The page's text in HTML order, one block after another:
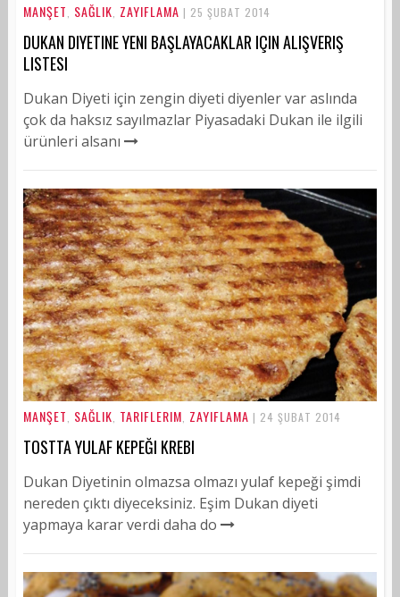
MANŞET SAĞLIK ZAYIFLAMA | 25 ŞUBAT 2014
DUKAN DIYETINE YENI BAŞLAYACAKLAR IÇIN ALIŞVERIŞ
LISTESI
Dukan Diyeti için zengin diyeti diyenler var aslında
çok da haksız sayılmazlar Piyasadaki Dukan ile ilgili
ürünleri alsanı
MANŞET SAĞLIK TARIFLERIM ZAYIFLAMA | 24 ŞUBAT 2014
TOSTTA YULAF KEPEĞI KREBI
Dukan Diyetinin olmazsa olmazı yulaf kepeği şimdi
nereden çıktı diyeceksiniz. Eşim Dukan diyeti
yapmaya karar verdi daha do